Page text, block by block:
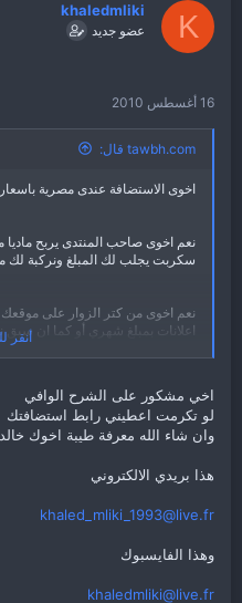
K
khaledmliki
عضو جديد
16 أغسطس 2010
tawbh.com قال:
اخوى الاستضافة عندى مصرية
نعم اخوى صاحب المنتدى يربح ماديا
سكربت يجلب لك المبلغ ونركبة لك
نعم اخوى من كتر الزوار على
اعلانات بمبلغ شهري أو كما ان
تفهم كل الامور ونحن على استعداد
الطرق هى من شركة جوجل أو عن
أنقر
اخي مشكور على الشرح الوافي
لو تكرمت اعطيني رابط استضافتك
وان شاء الله معرفة طيبة اخوك خالد
هذا بريدي الالكتروني
khaled_mliki_1993@live.fr
وهذا الفايسبوك
khaledmliki@live.fr